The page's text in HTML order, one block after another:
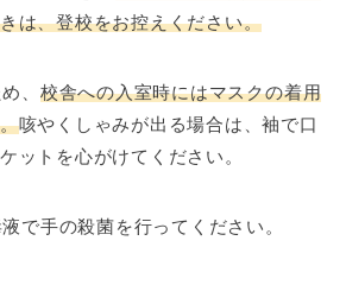
は、登校をお控えください。
、 校舎への入室時にはマスクの着用
咳やくしゃみが出る場合は、袖で口
ットを心がけてください。
で手の殺菌を行ってください。